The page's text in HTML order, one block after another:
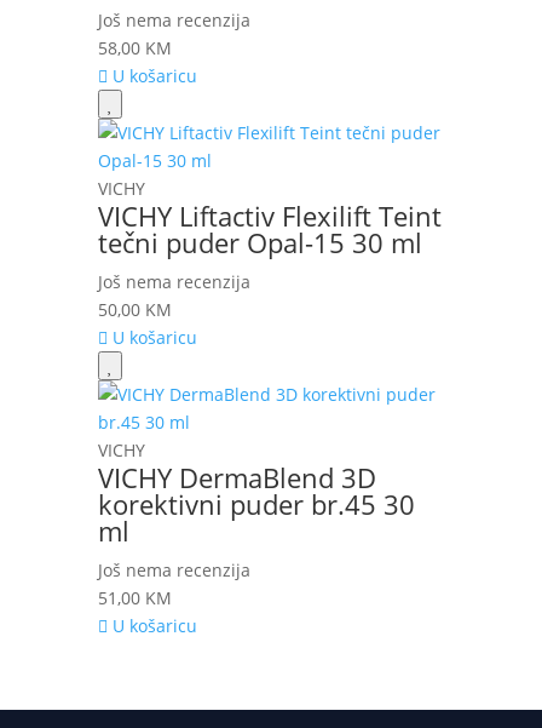
Još nema recenzija
58,00 KM
U košaricu
VICHY
VICHY Liftactiv Flexilift Teint
tečni puder Opal-15 30 ml
Još nema recenzija
50,00 KM
U košaricu
VICHY
VICHY DermaBlend 3D
korektivni puder br.45 30
ml
Još nema recenzija
51,00 KM
U košaricu